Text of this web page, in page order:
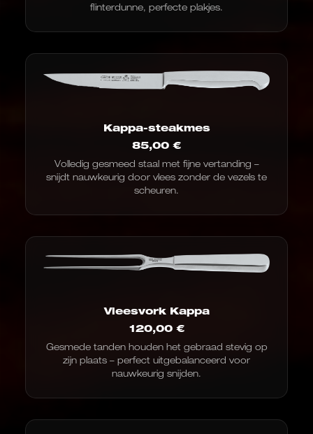
flinterdunne, perfecte plakjes.
Kappa-steakmes
85,00 €
Volledig gesmeed staal met fijne vertanding –
snijdt nauwkeurig door vlees zonder de vezels te
scheuren.
Vleesvork Kappa
120,00 €
Gesmede tanden houden het gebraad stevig op
zijn plaats – perfect uitgebalanceerd voor
nauwkeurig snijden.